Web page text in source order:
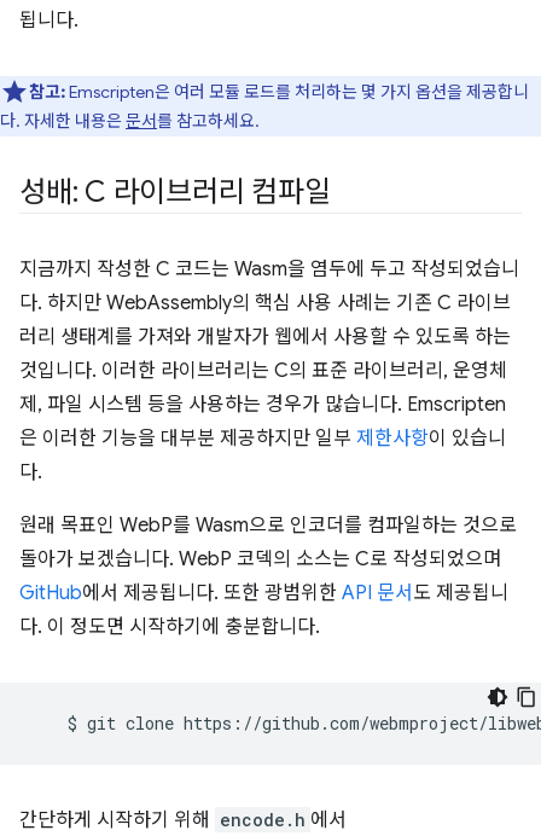
됩니다.
참고:Emscripten은 여러 모듈 로드를 처리하는 몇 가지 옵션을 제공합니
다. 자세한 내용은문서를 참고하세요.
성배: C 라이브러리 컴파일
지금까지 작성한 C 코드는 Wasm을 염두에 두고 작성되었습니
다. 하지만 WebAssembly의 핵심 사용 사례는 기존 C 라이브
러리 생태계를 가져와 개발자가 웹에서 사용할 수 있도록 하는
것입니다. 이러한 라이브러리는 C의 표준 라이브러리, 운영체
제, 파일 시스템 등을 사용하는 경우가 많습니다. Emscripten
은 이러한 기능을 대부분 제공하지만 일부 제한사항이 있습니
다.
원래 목표인 WebP를 Wasm으로 인코더를 컴파일하는 것으로
돌아가 보겠습니다. WebP 코덱의 소스는 C로 작성되었으며
GitHub에서 제공됩니다. 또한 광범위한 API 문서 도 제공됩니
다. 이 정도면 시작하기에 충분합니다.
$ git clone
간단하게 시작하기 위해 encode.h 에서